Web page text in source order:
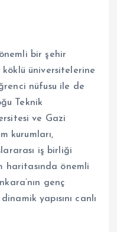
bir şehir
köklü üniversitelerine
nüfusu ile de
Teknik
ve Gazi
kurumları,
iş birliği
haritasında önemli
genç
yapısını canlı